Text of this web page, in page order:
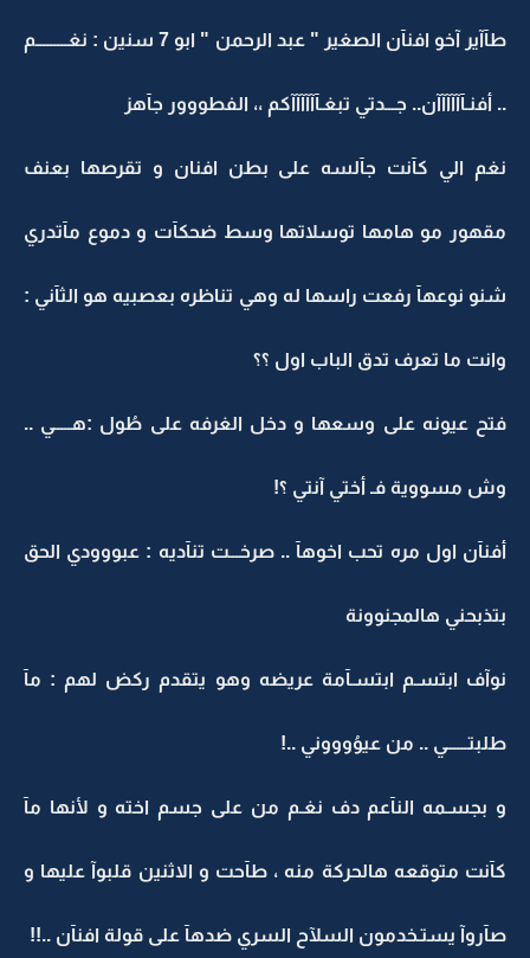
طآآير آخو افنآن الصغير " عبد الرحمن " ابو 7 سنين : نغـــــــــم
.. أفنـآآآآآآن.. جـــدتي تبغـآآآآآآكم ،، الفطووور جآهز
نغم الي كآنت جآلسه على بطن افنان و تقرصها بعنف
مقهور مو هامها توسلاتها وسط ضحكآت و دموع مآتدري
شنو نوعهآ رفعت راسها له وهي تناظره بعصبيه هو الثآني :
وانت ما تعرف تدق الباب اول ؟؟
فتح عيونه على وسعها و دخل الغرفه على طُول :هـــــي ..
وش مسووية فـ أختي آنتي ؟!
أفنآن اول مره تحب اخوهآ .. صرخـــت تنآديه : عبووودي الحق
بتذبحني هالمجنوونة
نوآف ابتسـم ابتسـآمة عريضه وهو يتقدم ركض لهم : مآ
طلبتــــــي .. من عيوُوووني ..!
و بجسـمه النآعم دف نغـم من على جسم اخته و لأنها مآ
كآنت متوقعه هالحركة منه ، طآحت و الاثنين قلبوآ عليها و
صآروآ يستـخدمون السلآح السري ضدهآ على قولة افنآن ..!!